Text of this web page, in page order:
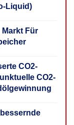
Liquid)
Markt Für
CO2-
CO2-